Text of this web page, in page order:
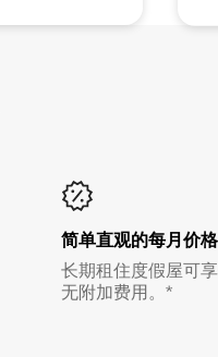
简单直观的每月价格
长期租住度假屋可
无附加费用。*